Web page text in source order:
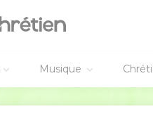
Musique
cuve avec sa base.
ainsi pour qu'ils
sainte au fil des